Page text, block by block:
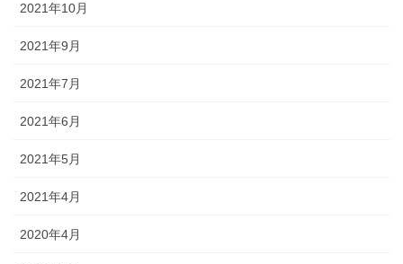
2021年10月
2021年9月
2021年7月
2021年6月
2021年5月
2021年4月
2020年4月